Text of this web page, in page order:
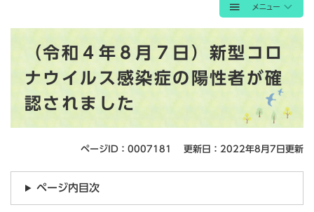
（令和４年８月７日）新型コロ
ナウイルス感染症の陽性者が確
認されました
ページID：0007181 更新日：2022年8月7日更新
ページ内目次